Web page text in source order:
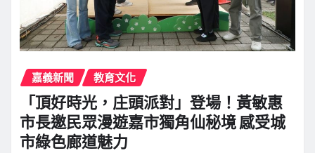
嘉義新聞 教育文化
「頂好時光，庄頭派對」登場！黃敏惠
市長邀民眾漫遊嘉市獨角仙秘境 感受城
市綠色廊道魅力